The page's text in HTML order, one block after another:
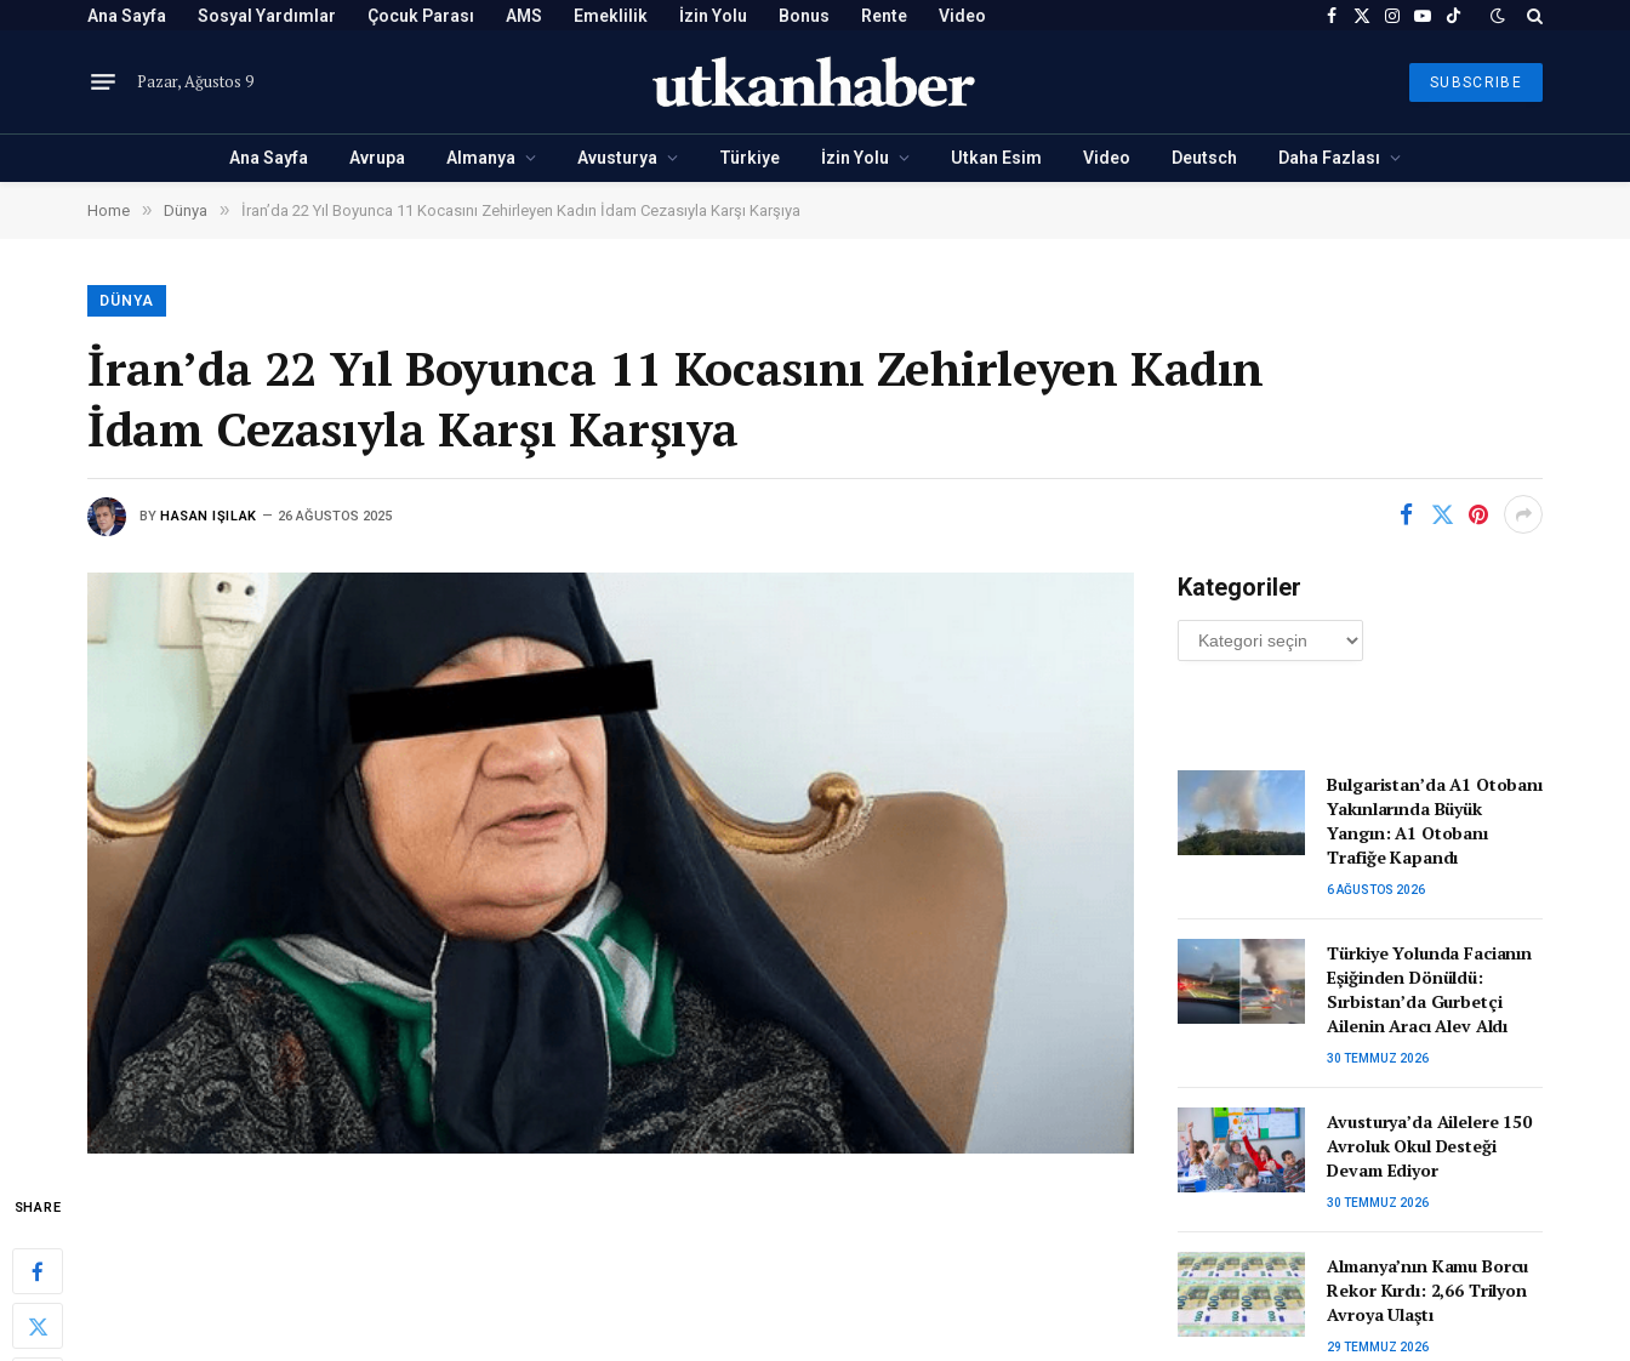
Ana Sayfa Sosyal Yardımlar Çocuk Parası AMS Emeklilik İzin Yolu Bonus Rente Video Facebook
X
Instagram
YouTubeTikTok
Pazar, Ağustos 9 SUBSCRIBE
Ana Sayfa Avrupa Almanya Avusturya Türkiye İzin Yolu Utkan Esim Video Deutsch Daha Fazlası
Home » Dünya » İran’da 22 Yıl Boyunca 11 Kocasını Zehirleyen Kadın İdam Cezasıyla Karşı Karşıya
DÜNYA
İran’da 22 Yıl Boyunca 11 Kocasını Zehirleyen Kadın
İdam Cezasıyla Karşı Karşıya
BY HASAN IŞILAK 26 AĞUSTOS 2025
SHARE
Kategoriler
Kategoriler
Bulgaristan’da A1 Otobanı
Yakınlarında Büyük
Yangın: A1 Otobanı
Trafiğe Kapandı
6 AĞUSTOS 2026
Türkiye Yolunda Facianın
Eşiğinden Dönüldü:
Sırbistan’da Gurbetçi
Ailenin Aracı Alev Aldı
30 TEMMUZ 2026
Avusturya’da Ailelere 150
Avroluk Okul Desteği
Devam Ediyor
30 TEMMUZ 2026
Almanya’nın Kamu Borcu
Rekor Kırdı: 2,66 Trilyon
Avroya Ulaştı
29 TEMMUZ 2026